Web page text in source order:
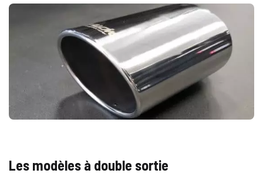
Les modèles à double sortie